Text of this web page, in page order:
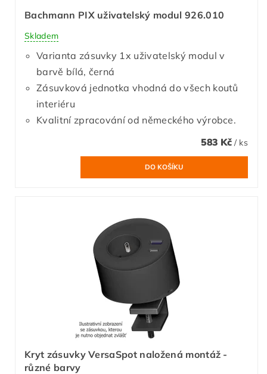
Bachmann PIX uživatelský modul 926.010
Skladem
Varianta zásuvky 1x uživatelský modul v
barvě bílá, černá
Zásuvková jednotka vhodná do všech koutů
interiéru
Kvalitní zpracování od německého výrobce.
583 Kč / ks
Kryt zásuvky VersaSpot naložená montáž -
různé barvy